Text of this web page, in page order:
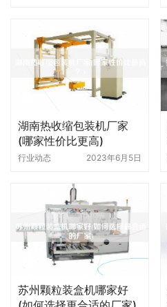
湖南热收缩包装机厂家
(哪家性价比更高)
行业动态 2023年6月5日
苏州颗粒装盒机哪家好